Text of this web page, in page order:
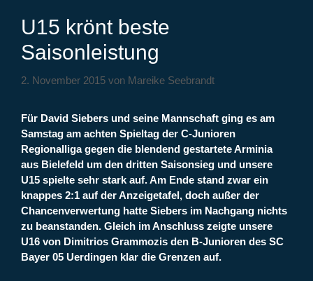
U15 krönt beste
Saisonleistung
2. November 2015 von Mareike Seebrandt
Für David Siebers und seine Mannschaft ging es am
Samstag am achten Spieltag der C-Junioren
Regionalliga gegen die blendend gestartete Arminia
aus Bielefeld um den dritten Saisonsieg und unsere
U15 spielte sehr stark auf. Am Ende stand zwar ein
knappes 2:1 auf der Anzeigetafel, doch außer der
Chancenverwertung hatte Siebers im Nachgang nichts
zu beanstanden. Gleich im Anschluss zeigte unsere
U16 von Dimitrios Grammozis den B-Junioren des SC
Bayer 05 Uerdingen klar die Grenzen auf.